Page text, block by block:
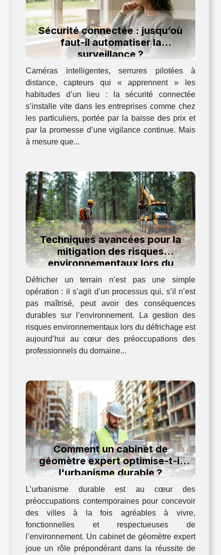
Sécurité connectée : jusqu’où
faut-il automatiser la
surveillance ?
Caméras intelligentes, serrures pilotées à
distance, capteurs qui « apprennent » les
habitudes d’un lieu : la sécurité connectée
s’installe vite dans les entreprises comme chez
les particuliers, portée par la baisse des prix et
par la promesse d’une vigilance continue. Mais
à mesure que...
Techniques avancées pour la
mitigation des risques
environnementaux lors du
défrichage
Défricher un terrain n’est pas une simple
opération : il s’agit d’un processus qui, s’il n’est
pas maîtrisé, peut avoir des conséquences
durables sur l’environnement. La gestion des
risques environnementaux lors du défrichage est
aujourd’hui au cœur des préoccupations des
professionnels du domaine...
Comment un cabinet de
géomètre expert optimise-t-il
l'urbanisme durable ?
L’urbanisme durable est au cœur des
préoccupations contemporaines pour concevoir
des villes à la fois agréables à vivre,
fonctionnelles et respectueuses de
l’environnement. Un cabinet de géomètre expert
joue un rôle prépondérant dans la réussite de